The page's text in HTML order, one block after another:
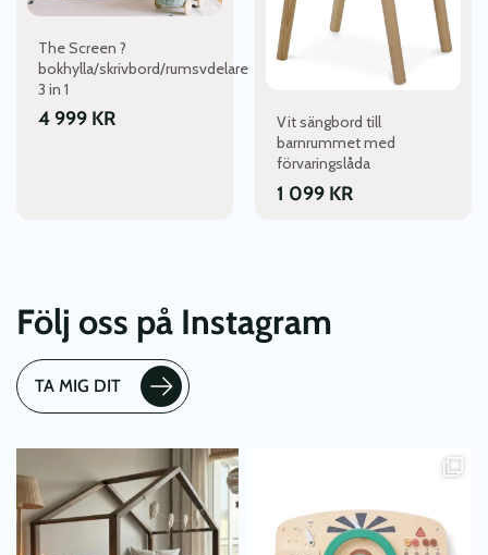
The Screen ?
bokhylla/skrivbord/rumsvdelare
3 in 1
4 999 KR
Vit sängbord till
barnrummet med
förvaringslåda
1 099 KR
Följ oss på Instagram
TA MIG DIT